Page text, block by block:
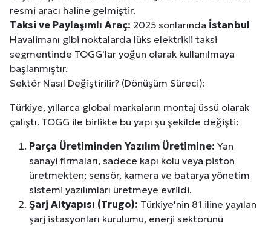
resmi aracı haline gelmiştir.
Taksi ve Paylaşımlı Araç: 2025 sonlarında İstanbul
Havalimanı gibi noktalarda lüks elektrikli taksi
segmentinde TOGG'lar yoğun olarak kullanılmaya
başlanmıştır.
Sektör Nasıl Değiştirilir? (Dönüşüm Süreci):
Türkiye, yıllarca global markaların montaj üssü olarak
çalıştı. TOGG ile birlikte bu yapı şu şekilde değişti:
Parça Üretiminden Yazılım Üretimine: Yan
sanayi firmaları, sadece kapı kolu veya piston
üretmekten; sensör, kamera ve batarya yönetim
sistemi yazılımları üretmeye evrildi.
Şarj Altyapısı (Trugo): Türkiye'nin 81 iline yayılan
şarj istasyonları kurulumu, enerji sektörünü